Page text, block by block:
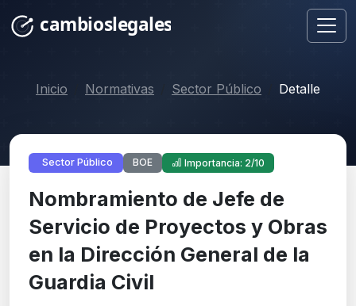
Inicio Normativas Sector Público Detalle
Sector Público BOE Importancia: 2/10
Nombramiento de Jefe de
Servicio de Proyectos y Obras
en la Dirección General de la
Guardia Civil